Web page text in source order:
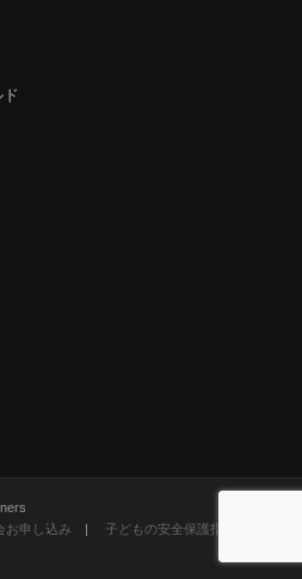
お申し込み 子どもの安全保護指針